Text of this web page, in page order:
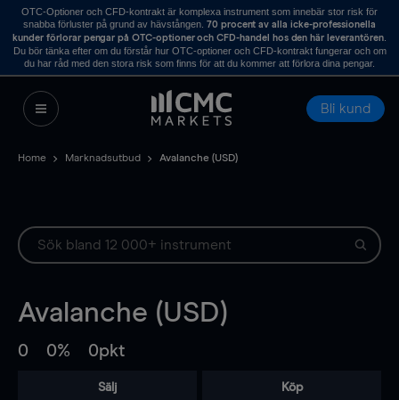
OTC-Optioner och CFD-kontrakt är komplexa instrument som innebär stor risk för
snabba förluster på grund av hävstången. 70 procent av alla icke-professionella
kunder förlorar pengar på OTC-optioner och CFD-handel hos den här leverantören.
Du bör tänka efter om du förstår hur OTC-optioner och CFD-kontrakt fungerar och om
du har råd med den stora risk som finns för att du kommer att förlora dina pengar.
Bli kund
Home Marknadsutbud Avalanche (USD)
Avalanche (USD)
0 0% 0pkt
Sälj Köp